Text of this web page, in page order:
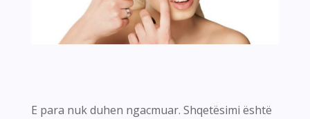
E para nuk duhen ngacmuar. Shqetësimi është